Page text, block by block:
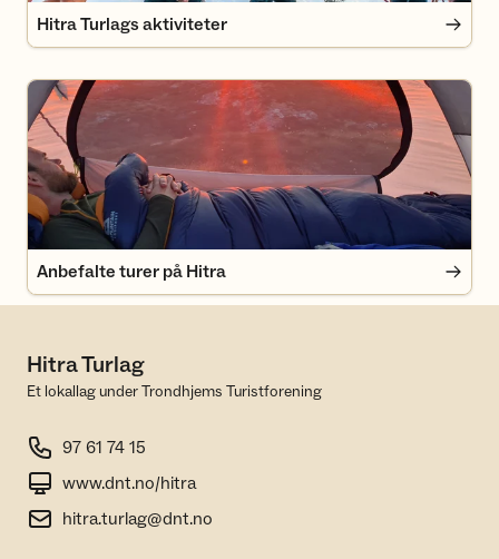
Hitra Turlags aktiviteter
Anbefalte turer på Hitra
Anbefalte turer på Hitra
Hitra Turlag
Et lokallag under Trondhjems Turistforening
97 61 74 15
www.dnt.no/hitra
hitra.turlag@dnt.no